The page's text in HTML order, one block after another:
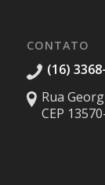
CONTATO
(16)
Rua
CEP